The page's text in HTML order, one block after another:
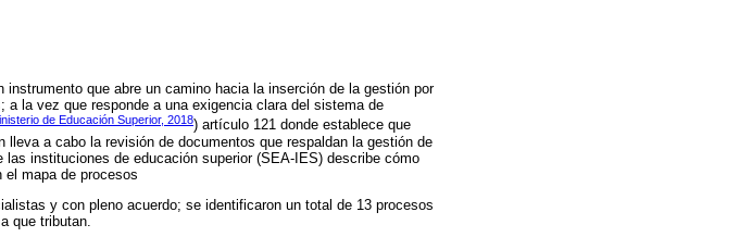
que abre un camino hacia la inserción de la gestión por
la vez que responde a una exigencia clara del sistema de
de Educación Superior, 2018) artículo 121 donde establece que
a cabo la revisión de documentos que respaldan la gestión de
instituciones de educación superior (SEA-IES) describe cómo
el mapa de procesos
y con pleno acuerdo; se identificaron un total de 13 procesos
que tributan.